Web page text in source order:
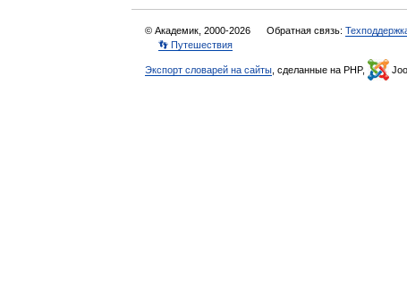
© Академик, 2000-2026 Обратная связь:
👣 Путешествия
Экспорт словарей на сайты , сделанные на PHP,